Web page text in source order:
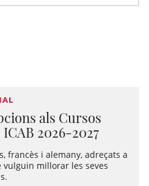
als Cursos
2026-2027
francès i alemany, adreçats a
millorar les seves